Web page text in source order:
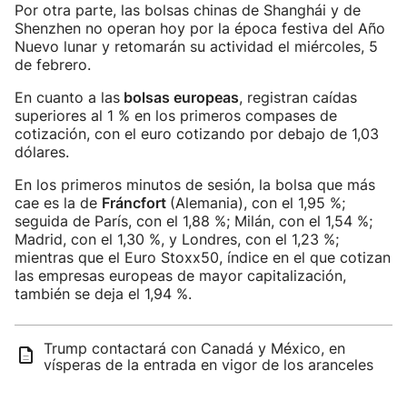
Por otra parte, las bolsas chinas de Shanghái y de
Shenzhen no operan hoy por la época festiva del Año
Nuevo lunar y retomarán su actividad el miércoles, 5
de febrero.
En cuanto a las bolsas europeas, registran caídas
superiores al 1 % en los primeros compases de
cotización, con el euro cotizando por debajo de 1,03
dólares.
En los primeros minutos de sesión, la bolsa que más
cae es la de Fráncfort (Alemania), con el 1,95 %;
seguida de París, con el 1,88 %; Milán, con el 1,54 %;
Madrid, con el 1,30 %, y Londres, con el 1,23 %;
mientras que el Euro Stoxx50, índice en el que cotizan
las empresas europeas de mayor capitalización,
también se deja el 1,94 %.
Trump contactará con Canadá y México, en
vísperas de la entrada en vigor de los aranceles